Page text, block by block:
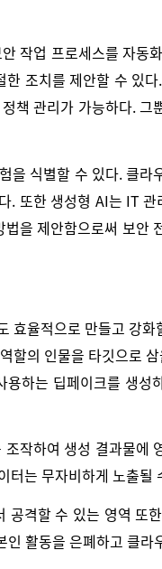
작업 프로세스를 자동
조치를 제안할 수 있
책 관리가 가능하다. 그
을 식별할 수 있다. 클라
. 또한 생성형 AI는 IT 관
을 제안함으로써 보안
효율적으로 만들고 강
할의 인물을 타깃으로
하는 딥페이크를 생성
작하여 생성 결과물에
터는 무자비하게 노출될
공격할 수 있는 영역 또
활동을 은폐하고 클라